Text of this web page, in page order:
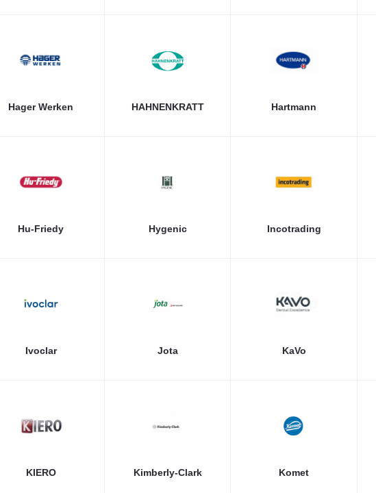
Hager Werken HAHNENKRATT Hartmann
Hu-Friedy Hygenic Incotrading
Ivoclar Jota KaVo
KIERO Kimberly-Clark Komet